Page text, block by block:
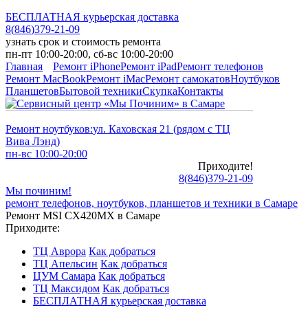
БЕСПЛАТНАЯ курьерская доставка
8(846)379-21-09
узнать срок и стоимость ремонта
пн-пт 10:00-20:00, сб-вс 10:00-20:00
Главная
Ремонт iPhoneРемонт iPadРемонт телефонов
Ремонт MacBookРемонт iMacРемонт самокатовНоутбуков
ПланшетовБытовой техникиСкупкаКонтакты
Ремонт ноутбуков:ул. Каховская 21 (рядом с ТЦ
Вива Лэнд)
пн-вс 10:00-20:00
Приходите!
8(846)379-21-09
Мы починим!
ремонт телефонов, ноутбуков, планшетов и техники в Самаре
Ремонт MSI CX420MX в Самаре
Приходите:
ТЦ Аврора Как добраться
ТЦ Апельсин Как добраться
ЦУМ Самара Как добраться
ТЦ Максидом Как добраться
БЕСПЛАТНАЯ курьерская доставка